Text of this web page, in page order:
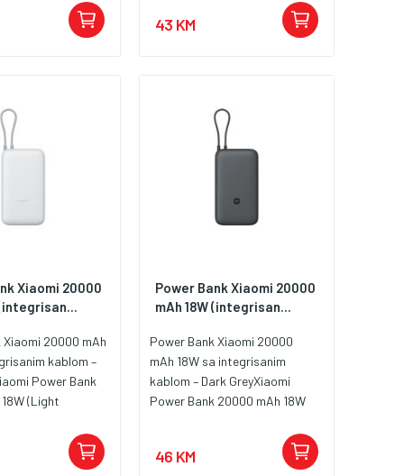
micro USB,
litij-polimer
A 1x, USB-C® 1x, Micro USB 1x.
Plavi LED prikaz, zaštita od
43 KM
Xiaomi 20000
(integrisan...
Xiaomi 20000 mAh
kablom –
Power Bank
(Light
svojim
Power Bank Xiaomi 20000
mAh 18W (integrisan...
Power Bank Xiaomi 20000
mAh 18W sa integrisanim
kablom – Dark GreyXiaomi
Power Bank 20000 mAh 18W
spoj stila, funkcionalnosti i
mobilnosti. Sa svojim
46 KM